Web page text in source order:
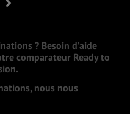
? Besoin d’aide
comparateur Ready to
nous nous